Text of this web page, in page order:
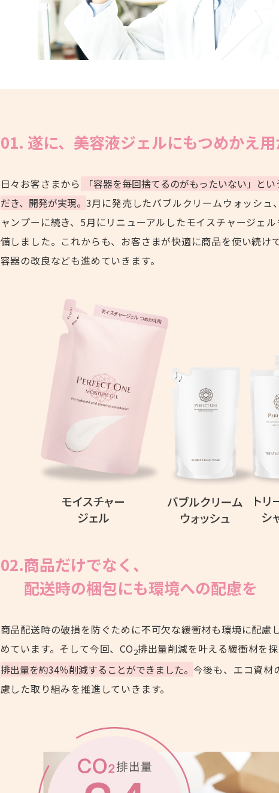
01. 遂に、美容液ジェルにもつめかえ
日々お客さまから
「容器を毎回捨てるのがもったいない」と
だき、開発が実現。 3月に発売したバブルクリームウォッシュ
ャンプーに続き、5月にリニューアルしたモイスチャージェ
備しました。これからも、お客さまが快適に商品を使い続け
容器の改良なども進めていきます。
02.商品だけでなく、
配送時の梱包にも環境への配慮を
商品配送時の破損を防ぐために不可欠な緩衝材も環境に配慮
めています。そして今回、CO2排出量削減を叶える緩衝材を採
排出量を約34％削減することができました。 今後も、エコ資材
慮した取り組みを推進していきます。